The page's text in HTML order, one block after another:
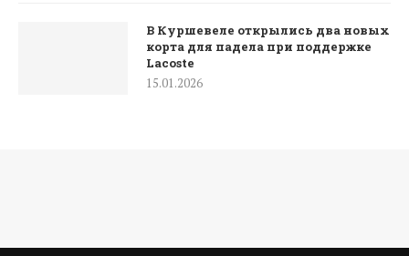
В Куршевеле открылись два новых
корта для падела при поддержке
Lacoste
15.01.2026